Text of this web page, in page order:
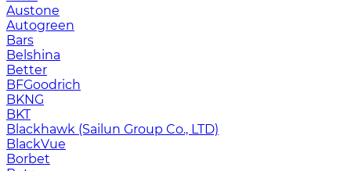
Austone
Autogreen
Bars
Belshina
Better
BFGoodrich
BKNG
BKT
Blackhawk (Sailun Group Co., LTD)
BlackVue
Borbet